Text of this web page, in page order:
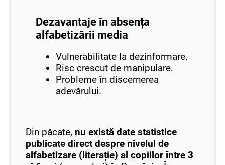
Dezavantaje în absența
alfabetizării media
Vulnerabilitate la dezinformare.
Risc crescut de manipulare.
Probleme în discernerea
adevărului.
Din păcate, nu există date statistice
publicate direct despre nivelul de
alfabetizare (literație) al copiilor între 3